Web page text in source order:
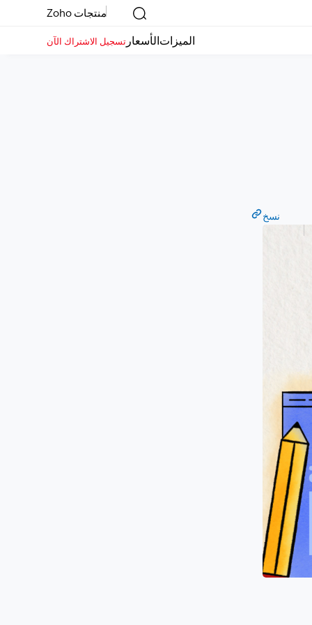
منتجات Zoho
الميزاتالأسعار تسجيل الاشتراك الآن
نسخ